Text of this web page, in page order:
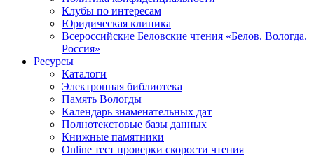
Клубы по интересам
Юридическая клиника
Всероссийские Беловские чтения «Белов. Вологда.
Россия»
Ресурсы
Каталоги
Электронная библиотека
Память Вологды
Календарь знаменательных дат
Полнотекстовые базы данных
Книжные памятники
Online тест проверки скорости чтения